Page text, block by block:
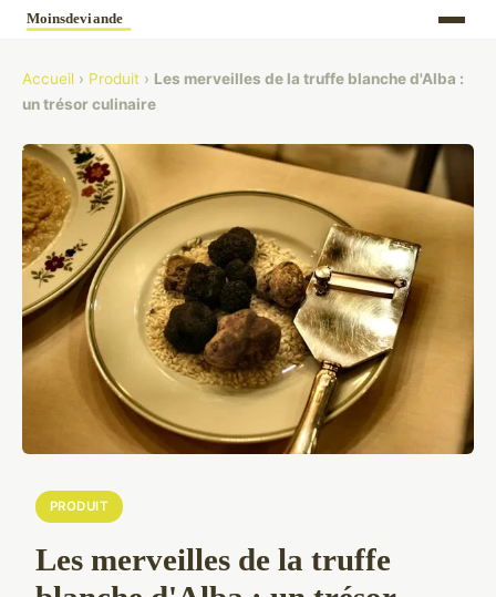
Accueil › Produit › Les merveilles de la truffe blanche d'Alba :
un trésor culinaire
PRODUIT
Les merveilles de la truffe